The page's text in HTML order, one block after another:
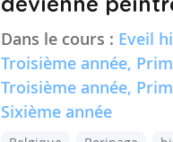
devienne
Dans le cours : Eveil
Troisième année,
Troisième année,
Sixième année